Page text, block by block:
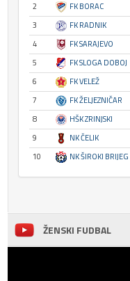
2
FK BORAC
3
FK RADNIK
4
FK SARAJEVO
5
FK SLOGA DOBOJ
6
FK VELEŽ
7
FK ŽELJEZNIČAR
8
HŠK ZRINJSKI
9
NK ČELIK
10
NK ŠIROKI BRIJEG
ŽENSKI FUDBAL